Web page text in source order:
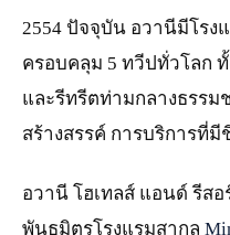
2554 ปัจจุบัน อวานีมีโรง
ครอบคลุม 5 ทวีปทั่วโลก
และรีทรีตท่ามกลางธรร
สร้างสรรค์ การบริการที่
อวานี โฮเทลส์ แอนด์ รีส
พันธมิตรโรงแรมสากล